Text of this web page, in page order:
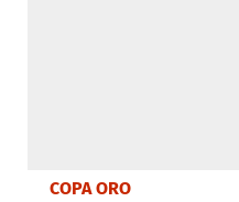
COPA ORO